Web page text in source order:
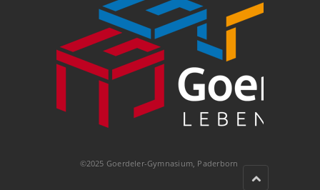
©2025 Goerdeler-Gymnasium, Paderborn